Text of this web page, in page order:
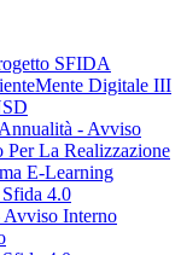
SFIDA
Digitale III
- Avviso
Per La Realizzazione
E-Learning
4.0
Avviso Interno